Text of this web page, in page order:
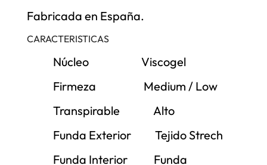
Fabricada en España.
CARACTERISTICAS
Núcleo Viscogel
Firmeza Medium / Low
Transpirable Alto
Funda Exterior Tejido Strech
Funda Interior Funda